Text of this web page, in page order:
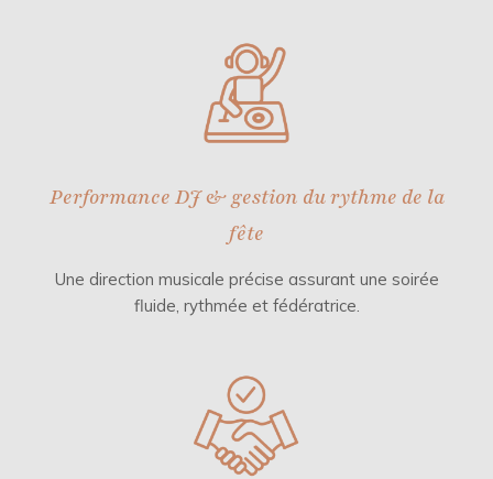
Performance DJ & gestion du rythme de la
fête
Une direction musicale précise assurant une soirée
fluide, rythmée et fédératrice.